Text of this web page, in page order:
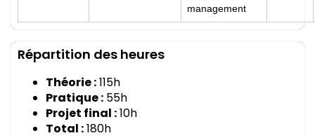
management
Répartition des heures
Théorie :115h
Pratique : 55h
Projet final :10h
Total :180h